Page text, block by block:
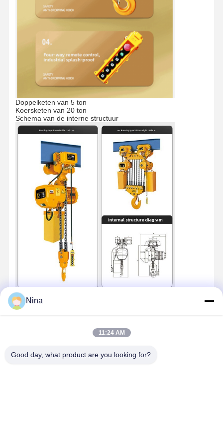
Doppelketen van 5 ton
Koersketen van 20 ton
Schema van de interne structuur
140 meter ten noorden van Dongyangze Road, Guiling Avenue,
Nina
11:24 AM
Good day, what product are you looking for?